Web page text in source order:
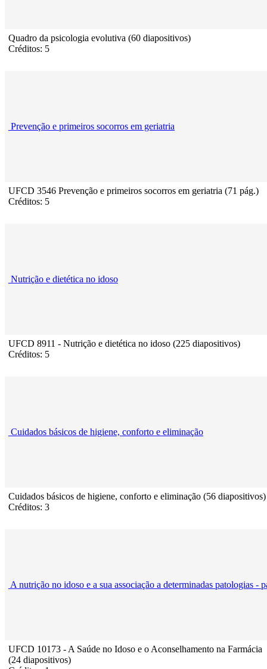
Quadro da psicologia evolutiva (60 diapositivos)
Créditos: 5
Prevenção e primeiros socorros em geriatria
UFCD 3546 Prevenção e primeiros socorros em geriatria (71 pág.)
Créditos: 5
Nutrição e dietética no idoso
UFCD 8911 - Nutrição e dietética no idoso (225 diapositivos)
Créditos: 5
Cuidados básicos de higiene, conforto e eliminação
Cuidados básicos de higiene, conforto e eliminação (56 diapositivos)
Créditos: 3
A nutrição no idoso e a sua associação a determinadas patologias -
UFCD 10173 - A Saúde no Idoso e o Aconselhamento na Farmácia
(24 diapositivos)